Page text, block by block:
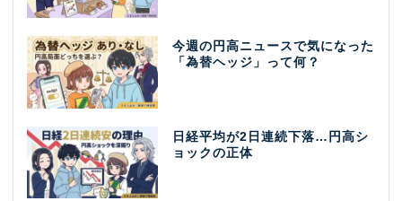
今週の円高ニュースで気になった
「為替ヘッジ」って何？
日経平均が2日連続下落…円高シ
ョックの正体